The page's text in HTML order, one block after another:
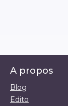
A propos
Blog
Edito